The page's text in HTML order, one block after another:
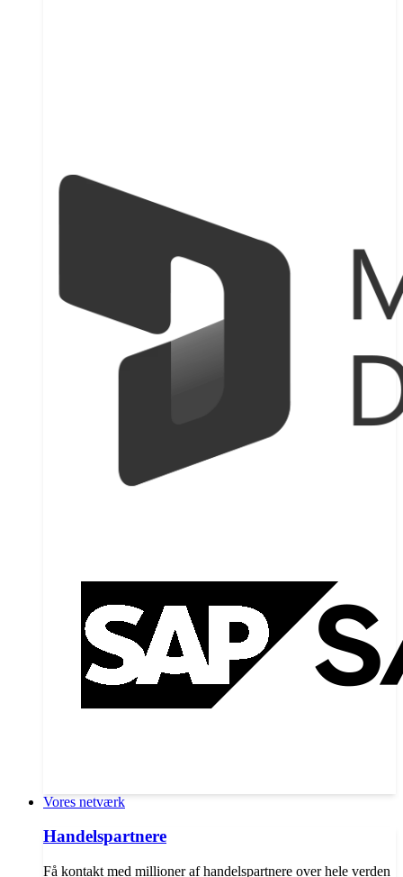
Vores netværk
Handelspartnere
Få kontakt med millioner af handelspartnere over hele verden